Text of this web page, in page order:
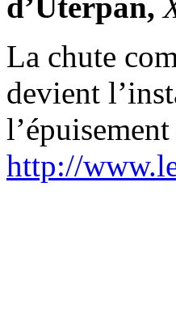
La chute
devient
http://